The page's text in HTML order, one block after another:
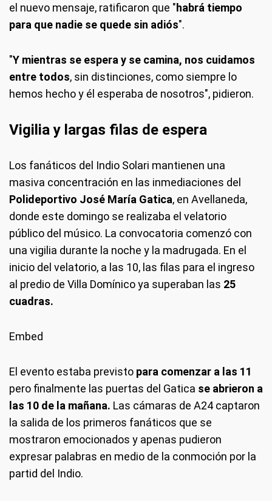
el nuevo mensaje, ratificaron que "habrá tiempo
para que nadie se quede sin adiós".
"Y mientras se espera y se camina, nos cuidamos
entre todos, sin distinciones, como siempre lo
hemos hecho y él esperaba de nosotros", pidieron.
Vigilia y largas filas de espera
Los fanáticos del Indio Solari mantienen una
masiva concentración en las inmediaciones del
Polideportivo José María Gatica, en Avellaneda,
donde este domingo se realizaba el velatorio
público del músico. La convocatoria comenzó con
una vigilia durante la noche y la madrugada. En el
inicio del velatorio, a las 10, las filas para el ingreso
al predio de Villa Domínico ya superaban las 25
cuadras.
Embed
El evento estaba previsto para comenzar a las 11
pero finalmente las puertas del Gatica se abrieron a
las 10 de la mañana. Las cámaras de A24 captaron
la salida de los primeros fanáticos que se
mostraron emocionados y apenas pudieron
expresar palabras en medio de la conmoción por la
partid del Indio.